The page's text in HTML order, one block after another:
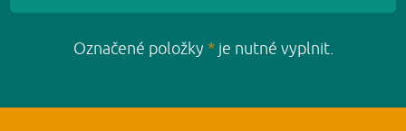
Označené položky *je nutné vyplnit.